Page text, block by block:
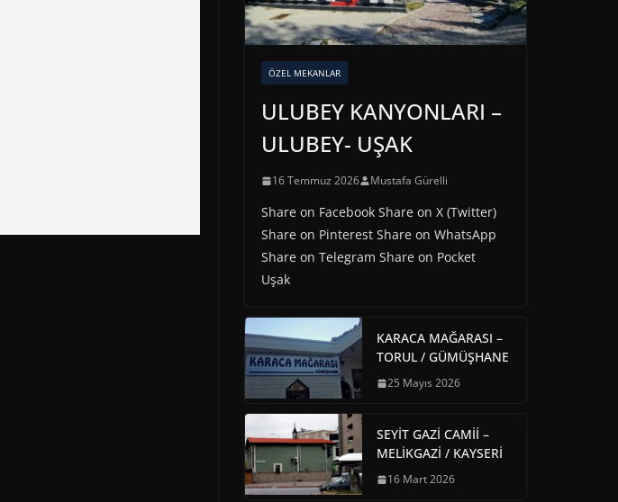
ÖZEL MEKANLAR
ULUBEY KANYONLARI –
ULUBEY- UŞAK
16 Temmuz 2026 Mustafa Gürelli
Share on Facebook Share on X (Twitter)
Share on Pinterest Share on WhatsApp
Share on Telegram Share on Pocket
Uşak
KARACA MAĞARASI –
TORUL / GÜMÜŞHANE
25 Mayıs 2026
SEYİT GAZİ CAMİİ –
MELİKGAZİ / KAYSERİ
16 Mart 2026